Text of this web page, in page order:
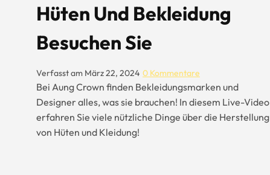
Hüten Und Bekleidung
Besuchen Sie
Verfasst am März 22, 2024 0 Kommentare
Bei Aung Crown finden Bekleidungsmarken und
Designer alles, was sie brauchen! In diesem Live-Video
erfahren Sie viele nützliche Dinge über die Herstellung
von Hüten und Kleidung!